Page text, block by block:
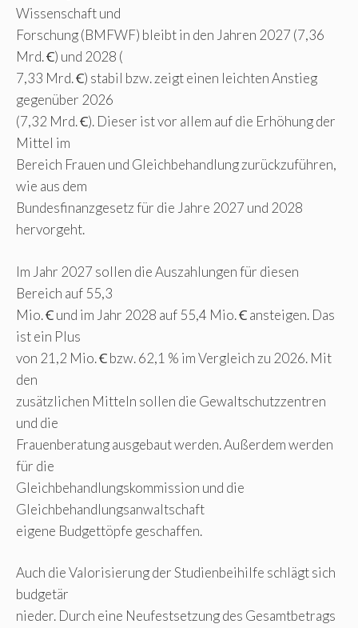
Wissenschaft und
Forschung (BMFWF) bleibt in den Jahren 2027 (7,36
Mrd. Ꞓ) und 2028 (
7,33 Mrd. Ꞓ) stabil bzw. zeigt einen leichten Anstieg
gegenüber 2026
(7,32 Mrd. Ꞓ). Dieser ist vor allem auf die Erhöhung der
Mittel im
Bereich Frauen und Gleichbehandlung zurückzuführen,
wie aus dem
Bundesfinanzgesetz für die Jahre 2027 und 2028
hervorgeht.
Im Jahr 2027 sollen die Auszahlungen für diesen
Bereich auf 55,3
Mio. Ꞓ und im Jahr 2028 auf 55,4 Mio. Ꞓ ansteigen. Das
ist ein Plus
von 21,2 Mio. Ꞓ bzw. 62,1 % im Vergleich zu 2026. Mit
den
zusätzlichen Mitteln sollen die Gewaltschutzzentren
und die
Frauenberatung ausgebaut werden. Außerdem werden
für die
Gleichbehandlungskommission und die
Gleichbehandlungsanwaltschaft
eigene Budgettöpfe geschaffen.
Auch die Valorisierung der Studienbeihilfe schlägt sich
budgetär
nieder. Durch eine Neufestsetzung des Gesamtbetrags